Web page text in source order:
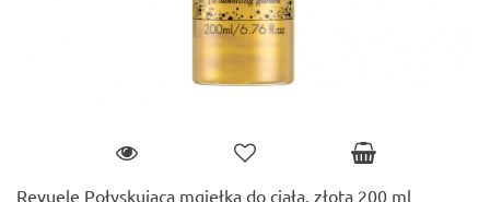
Revuele Połyskująca mgiełka do ciała, złota 200 ml